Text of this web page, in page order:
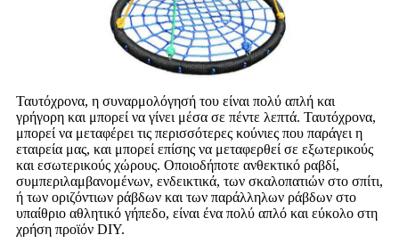
Ταυτόχρονα, η συναρμολόγησή του είναι πολύ απλή και
γρήγορη και μπορεί να γίνει μέσα σε πέντε λεπτά. Ταυτόχρονα,
μπορεί να μεταφέρει τις περισσότερες κούνιες που παράγει η
εταιρεία μας, και μπορεί επίσης να μεταφερθεί σε εξωτερικούς
και εσωτερικούς χώρους. Οποιοδήποτε ανθεκτικό ραβδί,
συμπεριλαμβανομένων, ενδεικτικά, των σκαλοπατιών στο σπίτι,
ή των οριζόντιων ράβδων και των παράλληλων ράβδων στο
υπαίθριο αθλητικό γήπεδο, είναι ένα πολύ απλό και εύκολο στη
χρήση προϊόν DIY.